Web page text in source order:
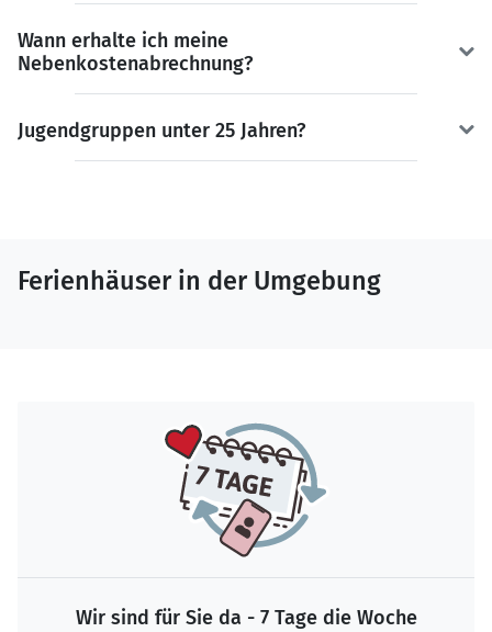
Wann erhalte ich meine
Nebenkostenabrechnung?
Jugendgruppen unter 25 Jahren?
Ferienhäuser in der Umgebung
Wir sind für Sie da - 7 Tage die Woche